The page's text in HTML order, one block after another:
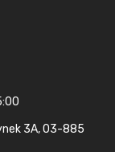
3A, 03-885